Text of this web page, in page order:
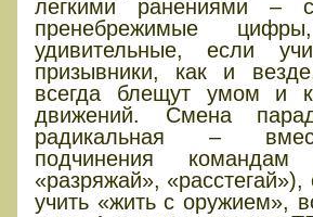
легкими ранениями –
пренебрежимые
удивительные, если
призывники, как и
всегда блещут умом и
движений. Смена
радикальная –
подчинения командам
«разряжай», «расстегай»),
учить «жить с оружием»,